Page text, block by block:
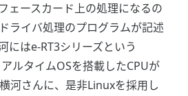
ェースカード上の処理になるの
ライバ処理のプログラムが記述
にはe-RT3シリーズという
ルタイムOSを搭載したCPUが
河さんに、是非Linuxを採用し